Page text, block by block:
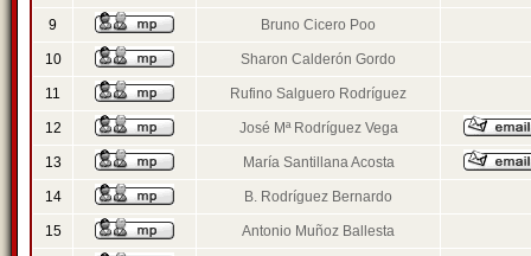
9 Bruno Cicero Poo
10 Sharon Calderón Gordo
11 Rufino Salguero Rodríguez
12 José Mª Rodríguez Vega
13 María Santillana Acosta
14 B. Rodríguez Bernardo
15 Antonio Muñoz Ballesta